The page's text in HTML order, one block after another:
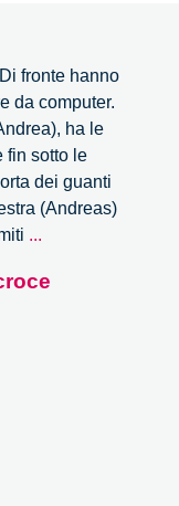
fronte hanno
da computer.
ha le
fin sotto le
dei guanti
(Andreas)
...